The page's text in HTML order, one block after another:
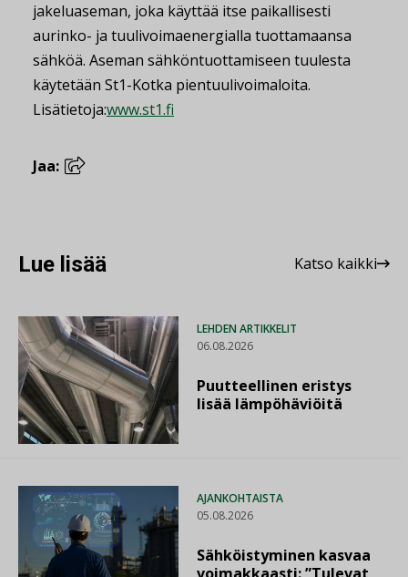
jakeluaseman, joka käyttää itse paikallisesti
aurinko- ja tuulivoimaenergialla tuottamaansa
sähköä. Aseman sähköntuottamiseen tuulesta
käytetään St1-Kotka pientuulivoimaloita.
Lisätietoja:www.st1.fi
Jaa:
Lue lisää Katso kaikki
LEHDEN ARTIKKELIT
06.08.2026
Puutteellinen eristys
lisää lämpöhäviöitä
AJANKOHTAISTA
05.08.2026
Sähköistyminen kasvaa